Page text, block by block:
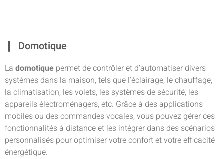
Domotique
La domotique permet de contrôler et d’automatiser divers
systèmes dans la maison, tels que l’éclairage, le chauffage,
la climatisation, les volets, les systèmes de sécurité, les
appareils électroménagers, etc. Grâce à des applications
mobiles ou des commandes vocales, vous pouvez gérer ces
fonctionnalités à distance et les intégrer dans des scénarios
personnalisés pour optimiser votre confort et votre efficacité
énergétique.